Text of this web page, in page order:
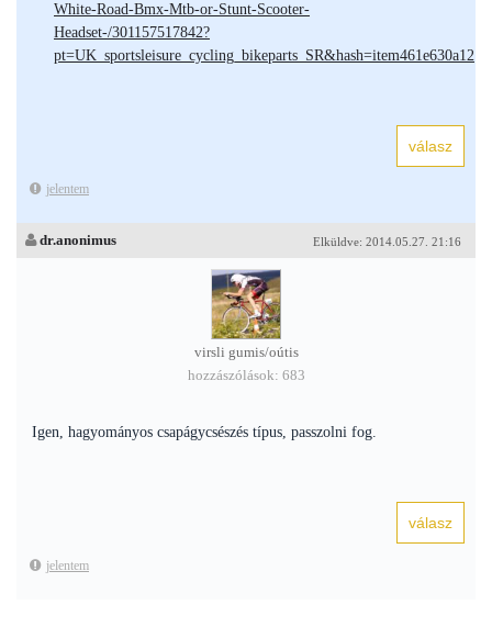
White-Road-Bmx-Mtb-or-Stunt-Scooter-
Headset-/301157517842?
pt=UK_sportsleisure_cycling_bikeparts_SR&hash=item461e630a12
jelentem
Elküldve: 2014.05.27. 21:16
dr.anonimus
virsli gumis/oútis
hozzászólások: 683
Igen, hagyományos csapágycsészés típus, passzolni fog.
jelentem